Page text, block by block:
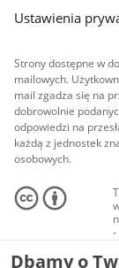
Ustawienia
Strony dostępne w
mailowych.
mail zgadza się na
dobrowolnie
odpowiedzi na
każdą z jednostek
osobowych.
-
Dbamy o